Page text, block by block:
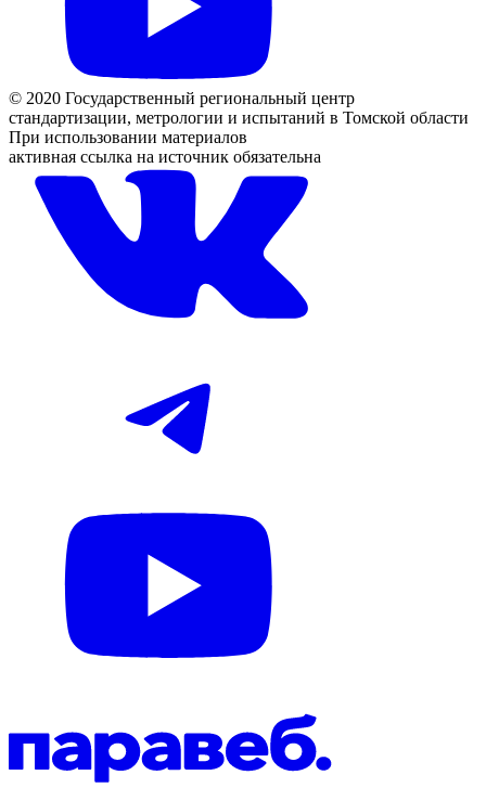
© 2020 Государственный региональный центр
стандартизации, метрологии и испытаний в Томской области
При использовании материалов
активная ссылка на источник обязательна